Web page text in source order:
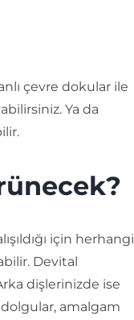
çevre dokular ile
Ya da
için herhangi
Devital
dişlerinizde ise
dolgular, amalgam